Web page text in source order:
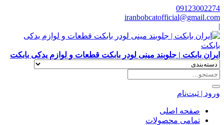
09123002274
iranbobcatofficial@gmail.com
|
ایران بابکت | جلوبند مینی لودر بابکت قطعات و لوازم یدکی بابکت
ورود | ثبت‌نام
صفحه اصلی
تمامی محصولات